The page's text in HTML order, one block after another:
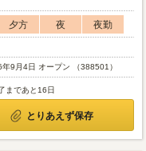
夕方 夜
夜勤
月4日 オープン （388501）
まであと16日
とりあえず保存